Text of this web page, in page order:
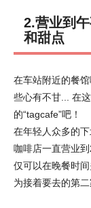
2.营业到
和甜点
在车站附近的餐
些心有不甘... 在
的“tagcafe”吧！
在年轻人众多的
咖啡店一直营业
仅可以在晚餐时
为接着要去的第二